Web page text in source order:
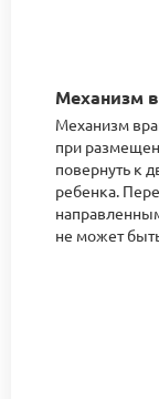
Механизм
Механизм
при
повернуть к
ребенка.
не может